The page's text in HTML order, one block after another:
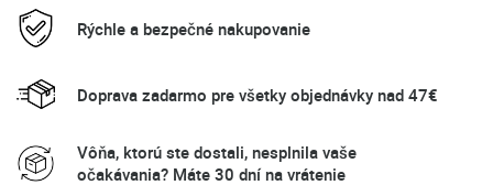
Rýchle a bezpečné nakupovanie
Doprava zadarmo pre všetky objednávky nad 47€
Vôňa, ktorú ste dostali, nesplnila vaše
očakávania? Máte 30 dní na vrátenie